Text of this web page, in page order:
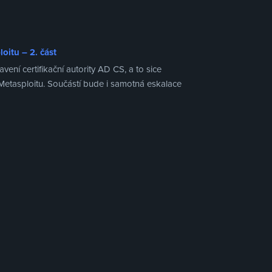
– 2. část
certifikační autority AD CS, a to sice
Součástí bude i samotná eskalace